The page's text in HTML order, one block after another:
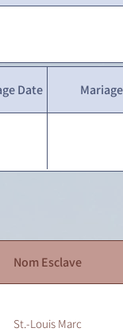
Date
Nom Esclave
St.-Louis Marc